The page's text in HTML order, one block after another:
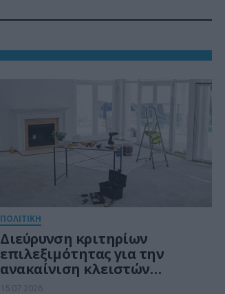
ΠΟΛΙΤΙΚΗ
Διεύρυνση κριτηρίων
επιλεξιμότητας για την
ανακαίνιση κλειστών
κατοικιών.
15.07.2026